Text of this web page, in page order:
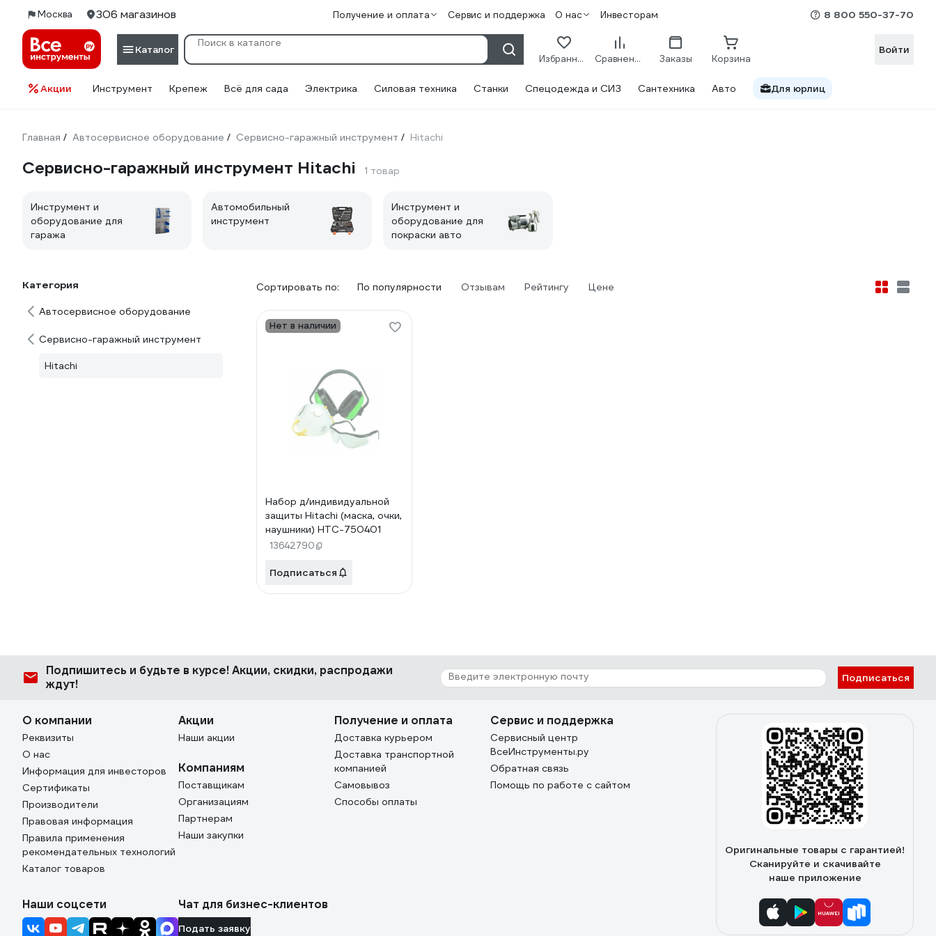
Москва 306 магазинов Получение и оплата Сервис и поддержка О нас Инвесторам 8 800 550-37-70
Каталог
Избранное Сравнение Заказы Корзина
Войти
Акции Инструмент Крепеж Всё для сада Электрика Силовая техника Станки Спецодежда и СИЗ Сантехника Авто Для юрлиц
Главная / Автосервисное оборудование / Сервисно-гаражный инструмент / Hitachi
Сервисно-гаражный инструмент Hitachi 1 товар
Инструмент и
оборудование для
гаража
Автомобильный
инструмент
Инструмент и
оборудование для
покраски авто
Категория
Автосервисное оборудование
Сервисно-гаражный инструмент
Hitachi
Сортировать по: По популярности Отзывам Рейтингу Цене
Нет в наличии
Набор д/индивидуальной
защиты Hitachi (маска, очки,
наушники) HTC-750401
13642790
Подписаться
Подпишитесь и будьте в курсе! Акции, скидки, распродажи
ждут!
Подписаться
О компании
Реквизиты
О нас
Информация для инвесторов
Сертификаты
Производители
Правовая информация
Правила применения
рекомендательных технологий
Каталог товаров
Акции
Наши акции
Компаниям
Поставщикам
Организациям
Партнерам
Наши закупки
Получение и оплата
Доставка курьером
Доставка транспортной
компанией
Самовывоз
Способы оплаты
Сервис и поддержка
Сервисный центр
ВсеИнструменты.ру
Обратная связь
Помощь по работе с сайтом
Оригинальные товары с гарантией!
Сканируйте и скачивайте
наше приложение
Наши соцсети Чат для бизнес-клиентов
Подать заявку